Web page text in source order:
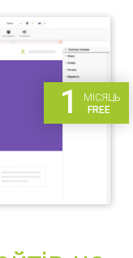
1
МІСЯЦЬ
FREE